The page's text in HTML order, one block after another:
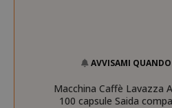
AVVISAMI
Macchina Caffè Lavazza
100 capsule Saida